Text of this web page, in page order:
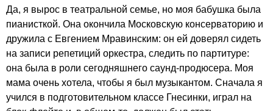
Да, я вырос в театральной семье, но моя бабушка была
пианисткой. Она окончила Московскую консерваторию и
дружила с Евгением Мравинским: он ей доверял сидеть
на записи репетиций оркестра, следить по партитуре:
она была в роли сегодняшнего саунд-продюсера. Моя
мама очень хотела, чтобы я был музыкантом. Сначала я
учился в подготовительном классе Гнесинки, играл на